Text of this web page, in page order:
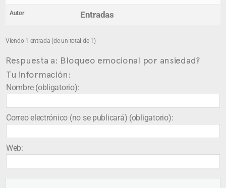
Autor Entradas
Viendo 1 entrada (de un total de 1)
Respuesta a: Bloqueo emocional por ansiedad?
Tu información:
Nombre (obligatorio):
Correo electrónico (no se publicará) (obligatorio):
Web: